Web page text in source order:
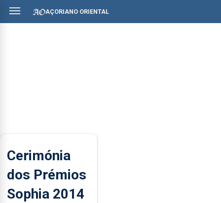
AÇORIANO ORIENTAL
Cerimónia
dos Prémios
Sophia 2014